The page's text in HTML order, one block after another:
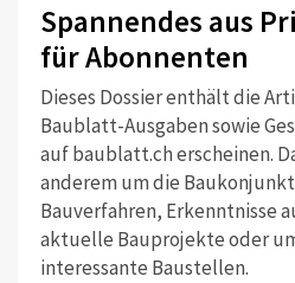
Spannendes aus
für Abonnenten
Dieses Dossier enthält die
Baublatt-Ausgaben sowie
auf baublatt.ch erscheinen.
anderem um die
Bauverfahren, Erkenntnisse
aktuelle Bauprojekte oder
interessante Baustellen.